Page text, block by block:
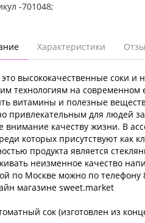
-701048;
Характеристики
высококачественные соки и
технологиям на современном
витамины и полезные
привлекательным для людей
внимание качеству жизни. В
которых присутствуют как
продукта является
неизменное качество
по Москве можно по телефону
магазине sweet.market
сок (изготовлен из